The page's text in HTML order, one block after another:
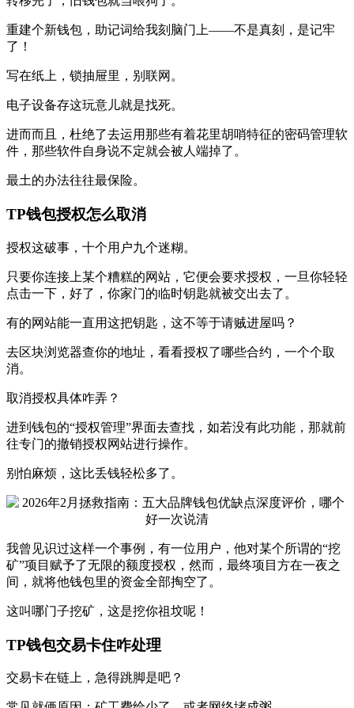
重建个新钱包，助记词给我刻脑门上——不是真刻，是记牢
了！
写在纸上，锁抽屉里，别联网。
电子设备存这玩意儿就是找死。
进而而且，杜绝了去运用那些有着花里胡哨特征的密码管理软
件，那些软件自身说不定就会被人端掉了。
最土的办法往往最保险。
TP钱包授权怎么取消
授权这破事，十个用户九个迷糊。
只要你连接上某个糟糕的网站，它便会要求授权，一旦你轻轻
点击一下，好了，你家门的临时钥匙就被交出去了。
有的网站能一直用这把钥匙，这不等于请贼进屋吗？
去区块浏览器查你的地址，看看授权了哪些合约，一个个取
消。
取消授权具体咋弄？
进到钱包的“授权管理”界面去查找，如若没有此功能，那就前
往专门的撤销授权网站进行操作。
别怕麻烦，这比丢钱轻松多了。
我曾见识过这样一个事例，有一位用户，他对某个所谓的“挖
矿”项目赋予了无限的额度授权，然而，最终项目方在一夜之
间，就将他钱包里的资金全部掏空了。
这叫哪门子挖矿，这是挖你祖坟呢！
TP钱包交易卡住咋处理
交易卡在链上，急得跳脚是吧？